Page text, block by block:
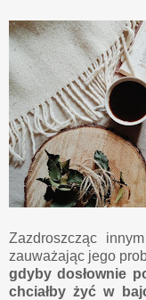
Zazdroszcząc
zauważając jego
gdyby dosłownie
chciałby żyć w